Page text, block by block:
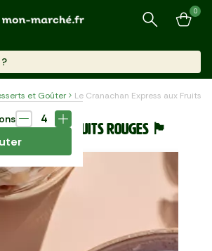
Recherche
0
et Goûter
Le Cranachan Express aux Fruits
AUX FRUITS ROUGES 🏴󠁧󠁢󠁳󠁣󠁴󠁿
4